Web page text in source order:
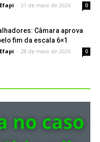
- 31 de maio de 2026 0
Câmara aprova
fim da escala 6×1
- 28 de maio de 2026 0